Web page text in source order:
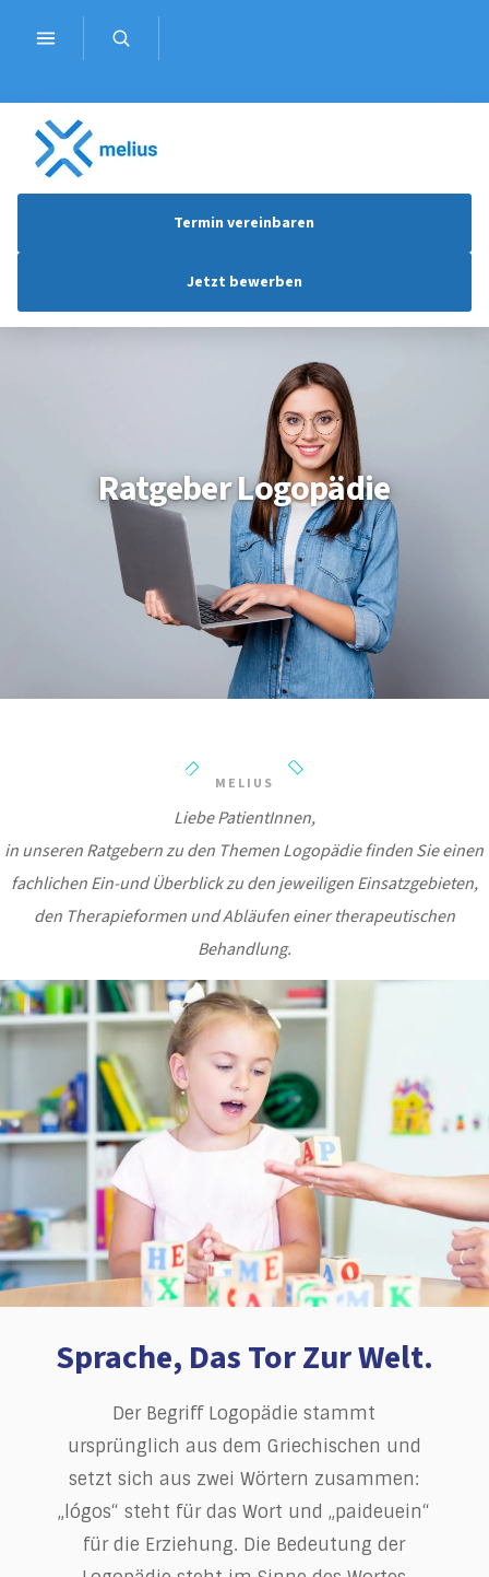
Termin vereinbaren
Jetzt bewerben
Ratgeber Logopädie
MELIUS
Liebe PatientInnen,
in unseren Ratgebern zu den Themen Logopädie finden Sie einen
fachlichen Ein-und Überblick zu den jeweiligen Einsatzgebieten,
den Therapieformen und Abläufen einer therapeutischen
Behandlung.
Sprache, Das Tor Zur Welt.
Der Begriff Logopädie stammt
ursprünglich aus dem Griechischen und
setzt sich aus zwei Wörtern zusammen:
„lógos“ steht für das Wort und „paideuein“
für die Erziehung. Die Bedeutung der